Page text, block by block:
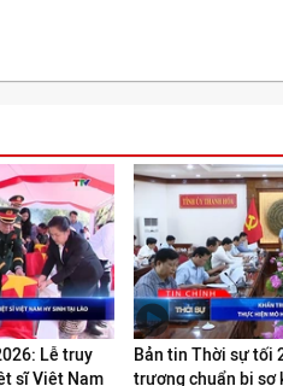
Lễ truy
sĩ Việt Nam
Bản tin Thời sự tối
trương chuẩn bị sơ